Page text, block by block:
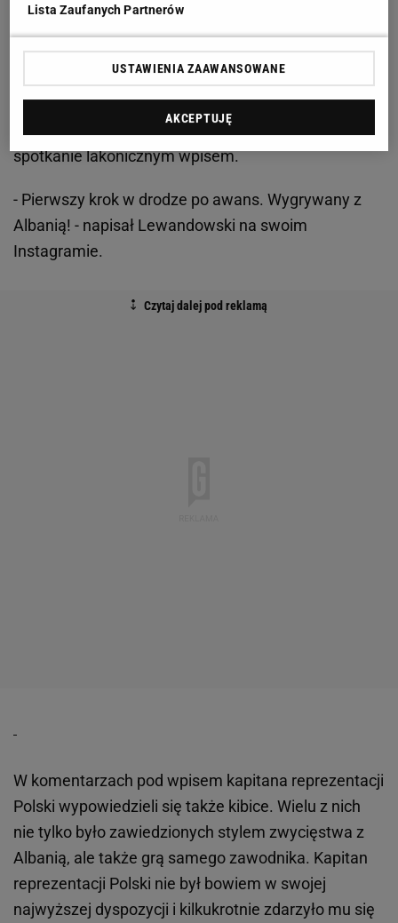
reprezentacji,Robert Lewandowski. Choć snajperFC
nie rozegrał wybitnego spotkania na
Stadionie Narodowym, jego radość ze zwycięstwa
była bardzo duża. Mimo to 34-latek skwitował całe
spotkanie lakonicznym wpisem.
- Pierwszy krok w drodze po awans. Wygrywany z
Albanią! - napisał Lewandowski na swoim
Instagramie.
W komentarzach pod wpisem kapitana reprezentacji
Polski wypowiedzieli się także kibice. Wielu z nich
nie tylko było zawiedzionych stylem zwycięstwa z
Albanią, ale także grą samego zawodnika. Kapitan
reprezentacji Polski nie był bowiem w swojej
najwyższej dyspozycji i kilkukrotnie zdarzyło mu się
Lista Zaufanych Partnerów
USTAWIENIA ZAAWANSOWANE
AKCEPTUJĘ